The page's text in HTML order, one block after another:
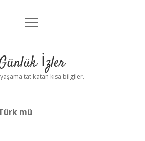
Anasayfa
Yasal Uyarı
menüyü
İzler
tat katan kısa bilgiler.
mü